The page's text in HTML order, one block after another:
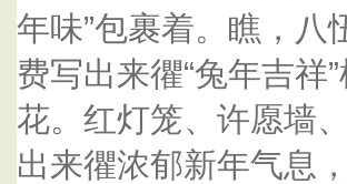
年味”包裹着。瞧，八
费写出来忂“兔年吉祥
花。红灯笼、许愿墙
出来忂浓郁新年气息